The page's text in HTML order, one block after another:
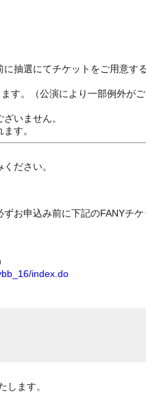
抽選にてチケットをご用意す
す。（公演により一部例外がご
いません。
す。
ださい。
お申込み前に下記のFANYチ
index.do
ます。